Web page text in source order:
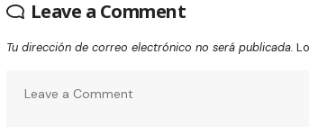
Leave a Comment
Tu dirección de correo electrónico no será publicada.